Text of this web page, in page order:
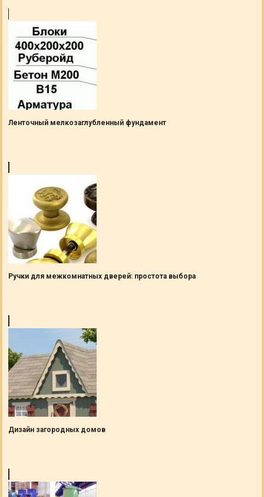
Ленточный мелкозаглубленный фундамент
Ручки для межкомнатных дверей: простота выбора
Дизайн загородных домов